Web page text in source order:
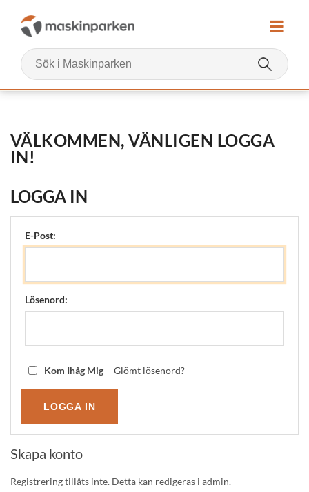
VÄLKOMMEN, VÄNLIGEN LOGGA
IN!
LOGGA IN
E-Post:
Lösenord:
Kom Ihåg Mig Glömt lösenord?
Skapa konto
Registrering tillåts inte. Detta kan redigeras i admin.